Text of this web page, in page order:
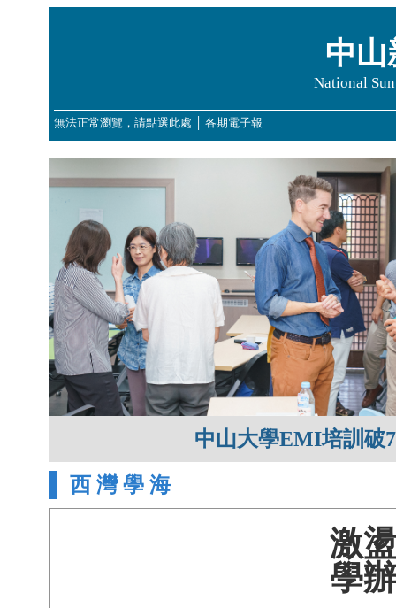
中山
National
無法正常瀏覽，請點選此處 │各期電子報
中山大學EMI培訓
西 灣 學 海
激
學